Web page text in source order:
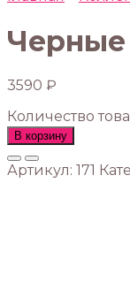
Черные
3590 ₽
Количество
В корзину
Артикул: 171